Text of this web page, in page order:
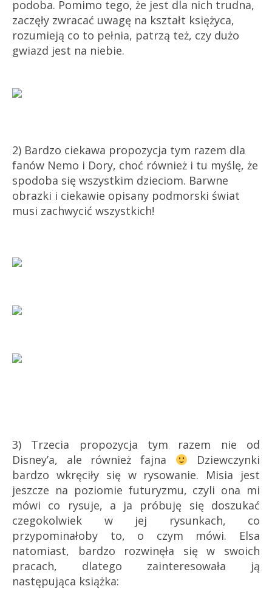
podoba. Pomimo tego, że jest dla nich trudna,
zaczęły zwracać uwagę na kształt księżyca,
rozumieją co to pełnia, patrzą też, czy dużo
gwiazd jest na niebie.
2) Bardzo ciekawa propozycja tym razem dla
fanów Nemo i Dory, choć również i tu myślę, że
spodoba się wszystkim dzieciom. Barwne
obrazki i ciekawie opisany podmorski świat
musi zachwycić wszystkich!
3) Trzecia propozycja tym razem nie od
Disney’a, ale również fajna
Dziewczynki
bardzo wkręciły się w rysowanie. Misia jest
jeszcze na poziomie futuryzmu, czyli ona mi
mówi co rysuje, a ja próbuję się doszukać
czegokolwiek w jej rysunkach, co
przypominałoby to, o czym mówi. Elsa
natomiast, bardzo rozwinęła się w swoich
pracach, dlatego zainteresowała ją
następująca książka: